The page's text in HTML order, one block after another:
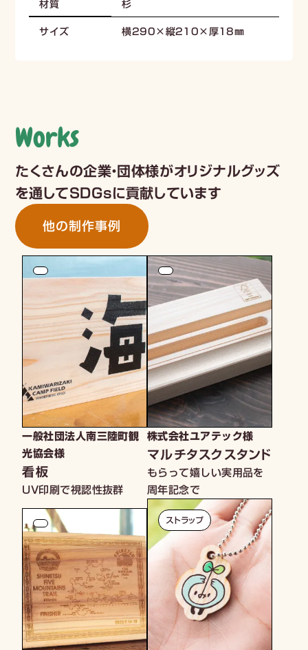
材質
サイズ
横290×縦210×厚18㎜
Works
たくさんの企業・団体様がオリジナルグッズ
を通してSDGsに貢献しています
他の制作事例
一般社団法人南三陸町観
光協会様
看板
UV印刷で視認性抜群
株式会社ユアテック様
マルチタスクスタンド
もらって嬉しい実用品を
周年記念で
ストラップ